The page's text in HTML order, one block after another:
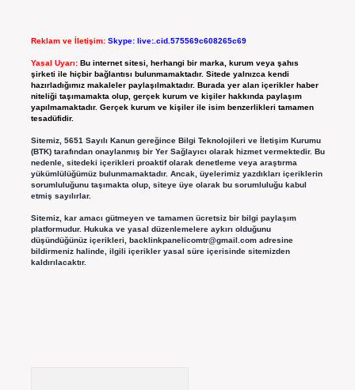
Reklam ve İletişim: Skype: live:.cid.575569c608265c69
Yasal Uyarı: Bu internet sitesi, herhangi bir marka, kurum veya şahıs
şirketi ile hiçbir bağlantısı bulunmamaktadır. Sitede yalnızca kendi
hazırladığımız makaleler paylaşılmaktadır. Burada yer alan içerikler haber
niteliği taşımamakta olup, gerçek kurum ve kişiler hakkında paylaşım
yapılmamaktadır. Gerçek kurum ve kişiler ile isim benzerlikleri tamamen
tesadüfidir.
Sitemiz, 5651 Sayılı Kanun gereğince Bilgi Teknolojileri ve İletişim Kurumu
(BTK) tarafından onaylanmış bir Yer Sağlayıcı olarak hizmet vermektedir. Bu
nedenle, sitedeki içerikleri proaktif olarak denetleme veya araştırma
yükümlülüğümüz bulunmamaktadır. Ancak, üyelerimiz yazdıkları içeriklerin
sorumluluğunu taşımakta olup, siteye üye olarak bu sorumluluğu kabul
etmiş sayılırlar.
Sitemiz, kar amacı gütmeyen ve tamamen ücretsiz bir bilgi paylaşım
platformudur. Hukuka ve yasal düzenlemelere aykırı olduğunu
düşündüğünüz içerikleri, backlinkpanelicomtr@gmail.comadresine
bildirmeniz halinde, ilgili içerikler yasal süre içerisinde sitemizden
kaldırılacaktır.